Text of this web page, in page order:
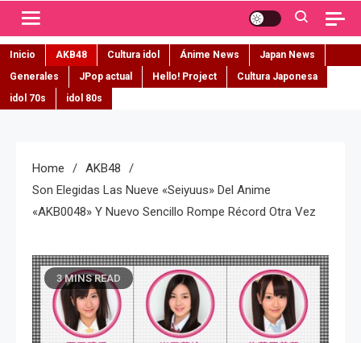
Inicio AKB48 Cultura idol Ánime News
Japan News
Generales
JPop actual Hello! Project
Cultura Japonesa
idol 70s
idol 80s
Home
AKB48
Son Elegidas Las Nueve «seiyuus» Del Anime
«AKB0048» Y Nuevo Sencillo Rompe Récord Otra Vez
3 MINS READ